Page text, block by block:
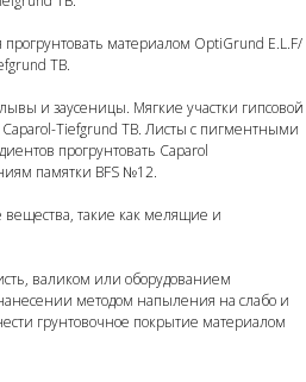
материалом OptiGrund E.L.F/
TB.
и заусеницы. Мягкие участки гипсовой
Tiefgrund TB. Листы с пигментными
прогрунтовать Caparol
памятки BFS №12.
такие как мелящие и
валиком или оборудованием
методом напыления на слабо и
грунтовочное покрытие материалом